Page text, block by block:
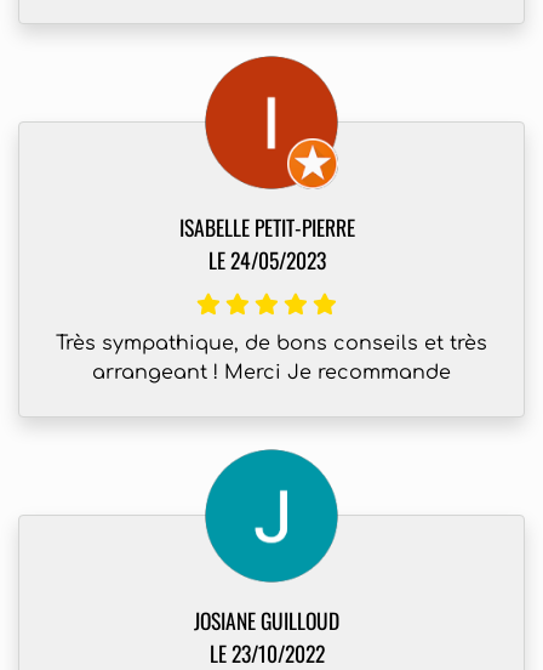
ISABELLE PETIT-PIERRE
LE 24/05/2023
Très sympathique, de bons conseils et très
arrangeant ! Merci Je recommande
JOSIANE GUILLOUD
LE 23/10/2022